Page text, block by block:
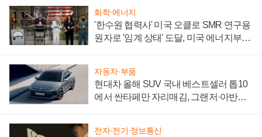
화학·에너지
'한수원 협력사' 미국 오클로 SMR 연구용
원자로 '임계 상태' 도달, 미국 에너지부
자동차·부품
현대차 올해 SUV 국내 베스트셀러 톱10
에서 싼타페만 자리매김, 그랜저·아반떼
전자·전기·정보통신